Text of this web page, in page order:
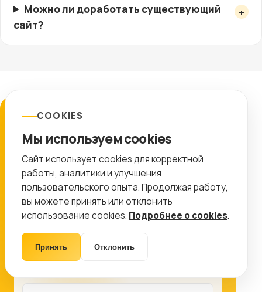
Можно ли доработать существующий
сайт?
ЗАЯВКА
Подготовим план работ
Оставьте контакты, и мы покажем, какие
работы дадут максимальный эффект именно
8 (499) 11-33-654 info@ctr-lab.ru
COOKIES
Мы используем cookies
Сайт использует cookies для корректной
работы, аналитики и улучшения
пользовательского опыта. Продолжая работу,
вы можете принять или отклонить
использование cookies. Подробнее о cookies.
Принять Отклонить